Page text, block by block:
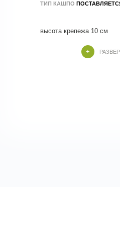
ТИП КАШПО
высота вегететивной